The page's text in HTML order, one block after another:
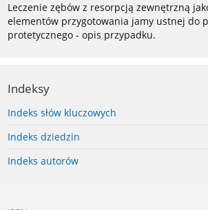
Leczenie zębów z resorpcją zewnętrzną
elementów przygotowania jamy ustnej do
protetycznego - opis przypadku.
Indeksy
Indeks słów kluczowych
Indeks dziedzin
Indeks autorów